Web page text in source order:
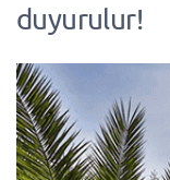
duyurulur!